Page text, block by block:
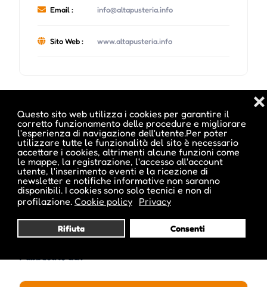
Questo sito web utilizza i cookies per garantire il
corretto funzionamento delle procedure e migliorare
l'esperienza di navigazione dell'utente.Per poter
utilizzare tutte le funzionalità del sito è necessario
accettare i cookies, altrimenti alcune funzioni come
le mappe, la registrazione, l'accesso all'account
utente, l'inserimento eventi e la ricezione di
newsletter e notifiche informative non saranno
disponibili. I cookies sono solo tecnici e non di
profilazione. Cookie policy Privacy
Rifiuta Consenti
❌
Email : info@altapusteria.info
Sito Web : www.altapusteria.info
Date e orari evento :